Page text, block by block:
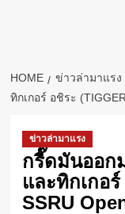
HOME ข่าวล่ามาแรง
ทิกเกอร์ อชิระ
ข่าวล่ามาแรง
กรี๊ดมันออก
และทิกเกอ
SSRU